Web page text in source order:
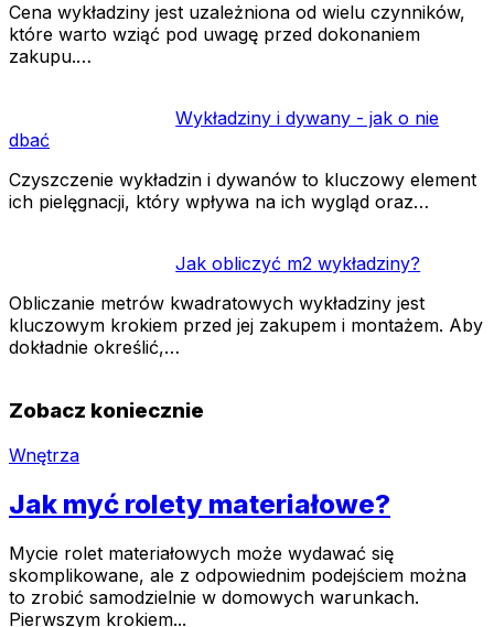
Cena wykładziny jest uzależniona od wielu czynników,
które warto wziąć pod uwagę przed dokonaniem
zakupu.…
Wykładziny i dywany - jak o nie
dbać
Czyszczenie wykładzin i dywanów to kluczowy element
ich pielęgnacji, który wpływa na ich wygląd oraz…
Jak obliczyć m2 wykładziny?
Obliczanie metrów kwadratowych wykładziny jest
kluczowym krokiem przed jej zakupem i montażem. Aby
dokładnie określić,…
Zobacz koniecznie
Wnętrza
Jak myć rolety materiałowe?
Mycie rolet materiałowych może wydawać się
skomplikowane, ale z odpowiednim podejściem można
to zrobić samodzielnie w domowych warunkach.
Pierwszym krokiem...